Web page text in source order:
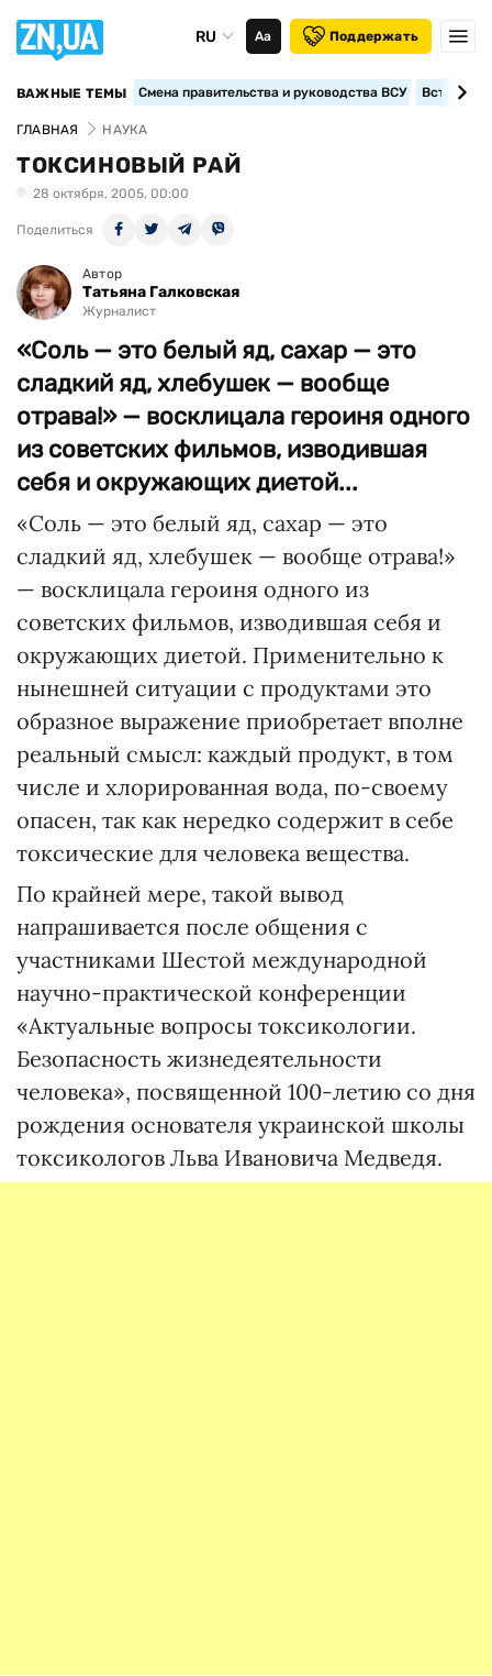
RU Аа Поддержать
ВАЖНЫЕ ТЕМЫ Смена правительства и руководства ВСУ
ГЛАВНАЯ НАУКА
ТОКСИНОВЫЙ РАЙ
28 октября, 2005, 00:00
Поделиться
Автор
Татьяна Галковская
Журналист
«Соль — это белый яд, сахар — это
сладкий яд, хлебушек — вообще
отрава!» — восклицала героиня одного
из советских фильмов, изводившая
себя и окружающих диетой...
«Соль — это белый яд, сахар — это
сладкий яд, хлебушек — вообще отрава!»
— восклицала героиня одного из
советских фильмов, изводившая себя и
окружающих диетой. Применительно к
нынешней ситуации с продуктами это
образное выражение приобретает вполне
реальный смысл: каждый продукт, в том
числе и хлорированная вода, по-своему
опасен, так как нередко содержит в себе
токсические для человека вещества.
По крайней мере, такой вывод
напрашивается после общения с
участниками Шестой международной
научно-практической конференции
«Актуальные вопросы токсикологии.
Безопасность жизнедеятельности
человека», посвященной 100-летию со дня
рождения основателя украинской школы
токсикологов Льва Ивановича Медведя.